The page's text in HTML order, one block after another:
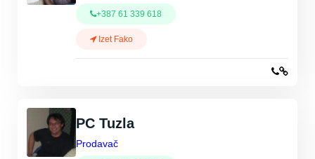
+387 61 339 618
Izet Fako
PC Tuzla
Prodavač